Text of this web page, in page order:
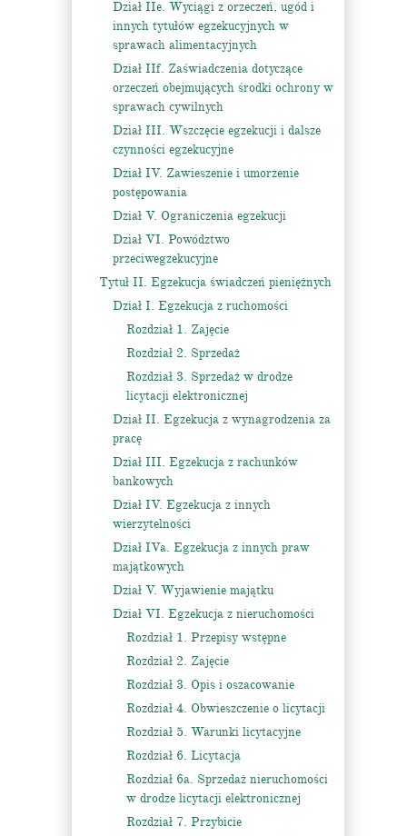
Dział IIe. Wyciągi z orzeczeń, ugód i
innych tytułów egzekucyjnych w
sprawach alimentacyjnych
Dział IIf. Zaświadczenia dotyczące
orzeczeń obejmujących środki ochrony w
sprawach cywilnych
Dział III. Wszczęcie egzekucji i dalsze
czynności egzekucyjne
Dział IV. Zawieszenie i umorzenie
postępowania
Dział V. Ograniczenia egzekucji
Dział VI. Powództwo
przeciwegzekucyjne
Tytuł II. Egzekucja świadczeń pieniężnych
Dział I. Egzekucja z ruchomości
Rozdział 1. Zajęcie
Rozdział 2. Sprzedaż
Rozdział 3. Sprzedaż w drodze
licytacji elektronicznej
Dział II. Egzekucja z wynagrodzenia za
pracę
Dział III. Egzekucja z rachunków
bankowych
Dział IV. Egzekucja z innych
wierzytelności
Dział IVa. Egzekucja z innych praw
majątkowych
Dział V. Wyjawienie majątku
Dział VI. Egzekucja z nieruchomości
Rozdział 1. Przepisy wstępne
Rozdział 2. Zajęcie
Rozdział 3. Opis i oszacowanie
Rozdział 4. Obwieszczenie o licytacji
Rozdział 5. Warunki licytacyjne
Rozdział 6. Licytacja
Rozdział 6a. Sprzedaż nieruchomości
w drodze licytacji elektronicznej
Rozdział 7. Przybicie